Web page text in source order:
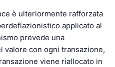
è ulteriormente rafforzata
applicato al
prevede una
valore con ogni transazione,
viene riallocato in